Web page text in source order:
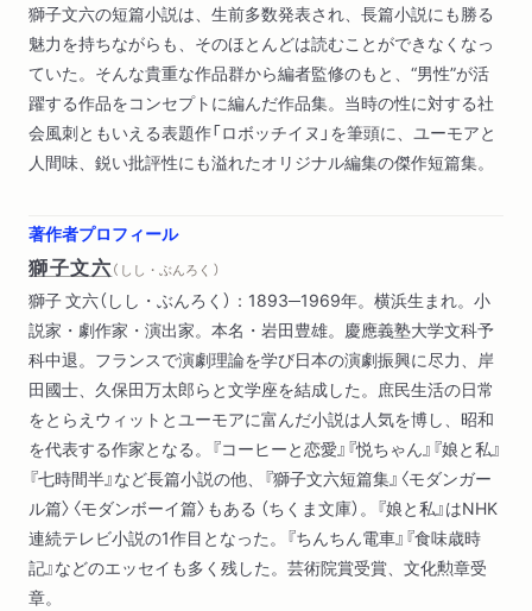
獅子文六の短篇小説は、生前多数発表され、長篇小説にも勝る
魅力を持ちながらも、そのほとんどは読むことができなくなっ
ていた。そんな貴重な作品群から編者監修のもと、“男性”が活
躍する作品をコンセプトに編んだ作品集。当時の性に対する社
会風刺ともいえる表題作「ロボッチイヌ」を筆頭に、ユーモアと
人間味、鋭い批評性にも溢れたオリジナル編集の傑作短篇集。
著作者プロフィール
獅子文六（ しし・ぶんろく ）
獅子 文六（しし・ぶんろく）：1893─1969年。横浜生まれ。小
説家・劇作家・演出家。本名・岩田豊雄。慶應義塾大学文科予
科中退。フランスで演劇理論を学び日本の演劇振興に尽力、岸
田國士、久保田万太郎らと文学座を結成した。庶民生活の日常
をとらえウィットとユーモアに富んだ小説は人気を博し、昭和
を代表する作家となる。『コーヒーと恋愛』『悦ちゃん』『娘と私』
『七時間半』など長篇小説の他、『獅子文六短篇集』〈モダンガー
ル篇〉〈モダンボーイ篇〉もある （ちくま文庫）。『娘と私』はNHK
連続テレビ小説の1作目となった。『ちんちん電車』『食味歳時
記』などのエッセイも多く残した。芸術院賞受賞、文化勲章受
章。